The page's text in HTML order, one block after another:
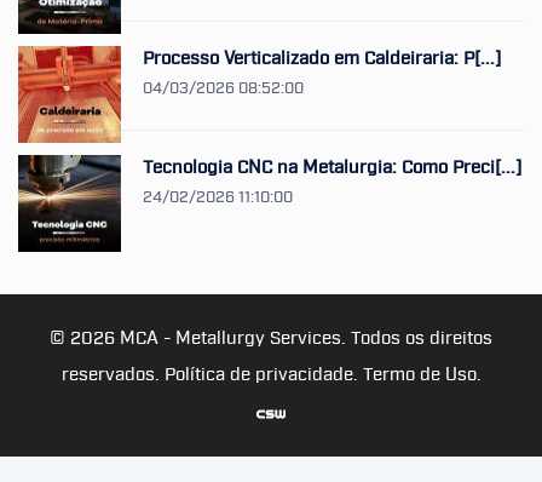
Processo Verticalizado em Caldeiraria: P[...]
04/03/2026 08:52:00
Tecnologia CNC na Metalurgia: Como Preci[...]
24/02/2026 11:10:00
© 2026 MCA - Metallurgy Services. Todos os direitos
reservados. Política de privacidade. Termo de Uso.